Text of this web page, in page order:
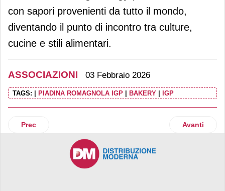
con sapori provenienti da tutto il mondo,
diventando il punto di incontro tra culture,
cucine e stili alimentari.
ASSOCIAZIONI 03 Febbraio 2026
TAGS: PIADINA ROMAGNOLA IGP BAKERY IGP
Articolo precedente: Il Parmigiano Reggiano
Prec Articolo
Avanti